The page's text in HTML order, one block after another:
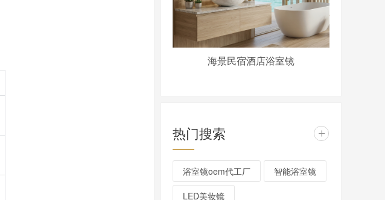
海景民宿酒店浴室镜
热门搜索 +
浴室镜oem代工厂 智能浴室镜
LED美妆镜